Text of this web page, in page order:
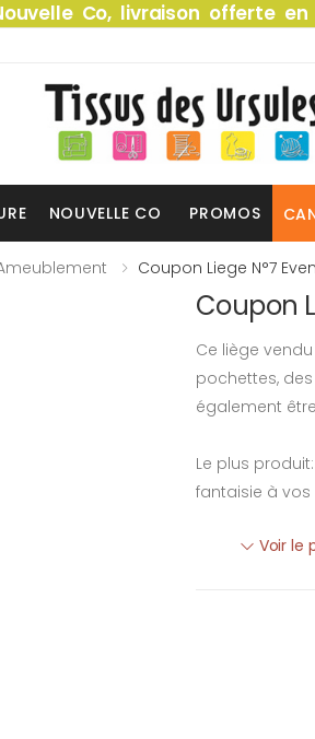
Co, livraison offerte
NOUVELLE CO PROMOS
Coupon Liege N°7
Coupon
Ce liège
pochettes,
également
Le plus
fantaisie à vos
Voir le